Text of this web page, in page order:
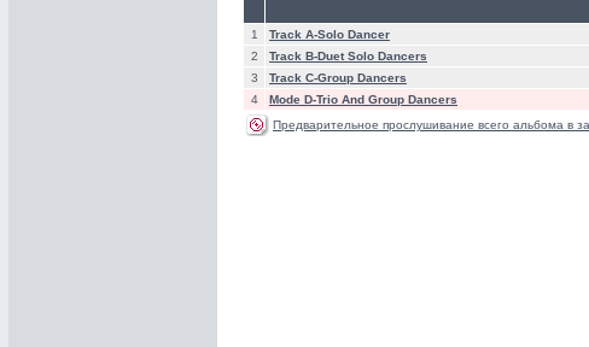
1
Track A-Solo Dancer
2
Track B-Duet Solo Dancers
3
Track C-Group Dancers
4
Mode D-Trio And Group Dancers
Предварительное прослушивание всего альбома в